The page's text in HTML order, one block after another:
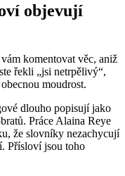
objevují
komentovat věc, aniž
řekli „jsi netrpělivý“,
moudrost.
dlouho popisují jako
Práce Alaina Reye
že slovníky nezachycují
Přísloví jsou toho